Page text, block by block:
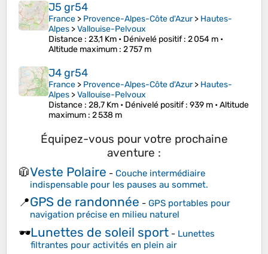
J5 gr54
France > Provence-Alpes-Côte d'Azur> Hautes-
Alpes >Vallouise-Pelvoux
Distance : 23,1 Km • Dénivelé positif: 2 054 m •
Altitude maximum : 2 757 m
J4 gr54
France > Provence-Alpes-Côte d'Azur> Hautes-
Alpes >Vallouise-Pelvoux
Distance : 28,7 Km • Dénivelé positif: 939 m •Altitude
maximum : 2 538 m
Équipez-vous pour votre prochaine
aventure :
🧥Veste Polaire - Couche intermédiaire
indispensable pour les pauses au sommet.
📍GPS de randonnée - GPS portables pour
navigation précise en milieu naturel
🕶️Lunettes de soleil sport - Lunettes
filtrantes pour activités en plein air